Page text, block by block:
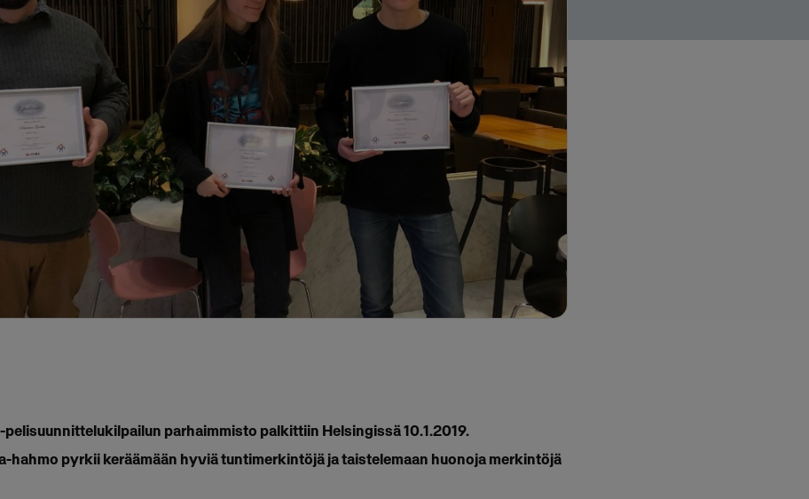
pelisuunnittelukilpailun parhaimmisto palkittiin Helsingissä 10.1.2019.
hahmo pyrkii keräämään hyviä tuntimerkintöjä ja taistelemaan huonoja merkintöjä